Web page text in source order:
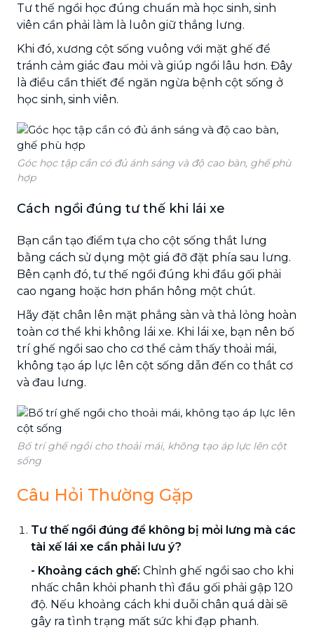
Tư thế ngồi học đúng chuẩn mà học sinh, sinh
viên cần phải làm là luôn giữ thẳng lưng.
Khi đó, xương cột sống vuông với mặt ghế để
tránh cảm giác đau mỏi và giúp ngồi lâu hơn. Đây
là điều cần thiết để ngăn ngừa bệnh cột sống ở
học sinh, sinh viên.
Góc học tập cần có đủ ánh sáng và độ cao bàn, ghế phù
hợp
Cách ngồi đúng tư thế khi lái xe
Bạn cần tạo điểm tựa cho cột sống thắt lưng
bằng cách sử dụng một giá đỡ đặt phía sau lưng.
Bên cạnh đó, tư thế ngồi đúng khi đầu gối phải
cao ngang hoặc hơn phần hông một chút.
Hãy đặt chân lên mặt phẳng sàn và thả lỏng hoàn
toàn cơ thể khi không lái xe. Khi lái xe, bạn nên bố
trí ghế ngồi sao cho cơ thể cảm thấy thoải mái,
không tạo áp lực lên cột sống dẫn đến co thắt cơ
và đau lưng.
Bố trí ghế ngồi cho thoải mái, không tạo áp lực lên cột
sống
Câu Hỏi Thường Gặp
Tư thế ngồi đúng để không bị mỏi lưng mà các
tài xế lái xe cần phải lưu ý?
- Khoảng cách ghế: Chỉnh ghế ngồi sao cho khi
nhấc chân khỏi phanh thì đầu gối phải gập 120
độ. Nếu khoảng cách khi duỗi chân quá dài sẽ
gây ra tình trạng mất sức khi đạp phanh.